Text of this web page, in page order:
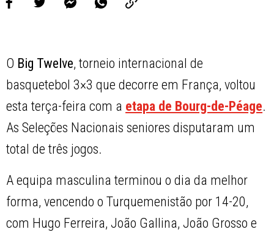
O Big Twelve, torneio internacional de
basquetebol 3×3 que decorre em França, voltou
esta terça-feira com a etapa de Bourg-de-Péage.
As Seleções Nacionais seniores disputaram um
total de três jogos.
A equipa masculina terminou o dia da melhor
forma, vencendo o Turquemenistão por 14-20,
com Hugo Ferreira, João Gallina, João Grosso e